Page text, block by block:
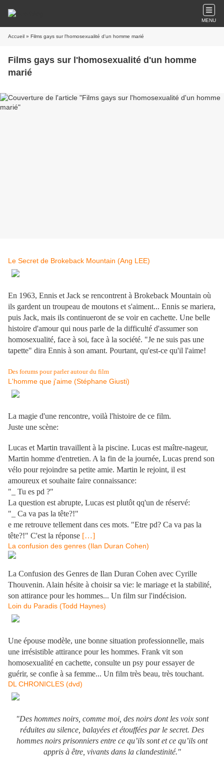
MENU
Accueil » Films gays sur l'homosexualité d'un homme marié
Films gays sur l'homosexualité d'un homme
marié
Le Secret de Brokeback Mountain (Ang LEE)
En 1963, Ennis et Jack se rencontrent à Brokeback Mountain où
ils gardent un troupeau de moutons et s'aiment... Ennis se mariera,
puis Jack, mais ils continueront de se voir en cachette. Une belle
histoire d'amour qui nous parle de la difficulté d'assumer son
homosexualité, face à soi, face à la société. "Je ne suis pas une
tapette" dira Ennis à son amant. Pourtant, qu'est-ce qu'il l'aime!
Des forums pour parler autour du film
L'homme que j'aime (Stéphane Giusti)
La magie d'une rencontre, voilà l'histoire de ce film.
Juste une scène:
Lucas et Martin travaillent à la piscine. Lucas est maître-nageur,
Martin homme d'entretien. A la fin de la journée, Lucas prend son
vélo pour rejoindre sa petite amie. Martin le rejoint, il est
amoureux et souhaite faire connaissance:
"_ Tu es pd ?"
La question est abrupte, Lucas est plutôt qq'un de réservé:
"_ Ca va pas la tête?!"
e me retrouve tellement dans ces mots. "Etre pd? Ca va pas la
tête?!" C'est la réponse […]
La confusion des genres (Ilan Duran Cohen)
La Confusion des Genres de Ilan Duran Cohen avec Cyrille
Thouvenin. Alain hésite à choisir sa vie: le mariage et la stabilité,
son attirance pour les hommes... Un film sur l'indécision.
Loin du Paradis (Todd Haynes)
Une épouse modèle, une bonne situation professionnelle, mais
une irrésistible attirance pour les hommes. Frank vit son
homosexualité en cachette, consulte un psy pour essayer de
guérir, se confie à sa femme... Un film très beau, très touchant.
DL CHRONICLES (dvd)
"Des hommes noirs, comme moi, des noirs dont les voix sont
réduites au silence, balayées et étouffées par le secret. Des
hommes noirs prisonniers entre ce qu’ils sont et ce qu’ils ont
appris à être, vivants dans la clandestinité."